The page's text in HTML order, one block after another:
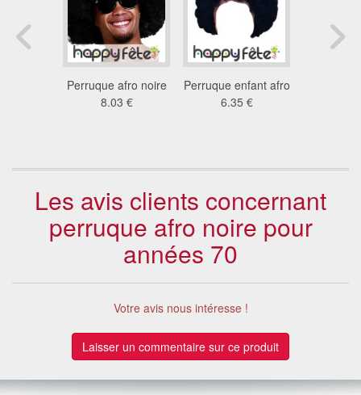
Perruque afro noire
8.03 €
Perruque enfant afro
6.35 €
Les avis clients concernant
perruque afro noire pour
années 70
Votre avis nous intéresse !
Laisser un commentaire sur ce produit